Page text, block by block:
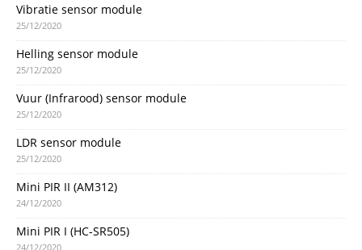
Vibratie sensor module
25/12/2020
Helling sensor module
25/12/2020
Vuur (Infrarood) sensor module
25/12/2020
LDR sensor module
25/12/2020
Mini PIR II (AM312)
24/12/2020
Mini PIR I (HC-SR505)
24/12/2020